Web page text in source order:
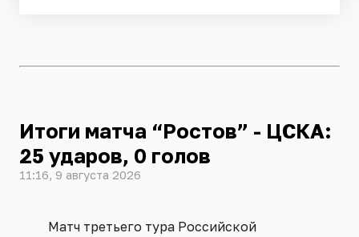
Итоги матча “Ростов” - ЦСКА:
25 ударов, 0 голов
11:16, 9 августа 2026
Матч третьего тура Российской